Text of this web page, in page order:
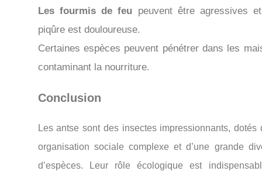
Les fourmis de feu peuvent être agressives
piqûre est douloureuse.
Certaines espèces peuvent pénétrer dans les
contaminant la nourriture.
Conclusion
Les antse sont des insectes impressionnants, dotés
organisation sociale complexe et d’une grande
d’espèces. Leur rôle écologique est